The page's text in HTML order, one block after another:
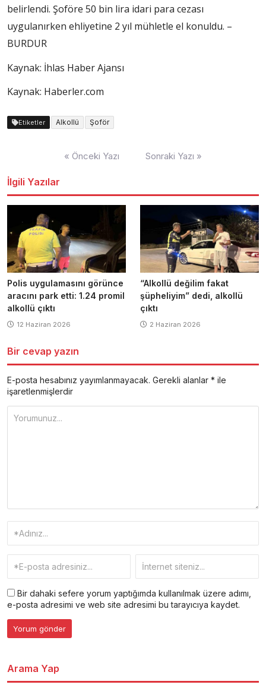
belirlendi. Şoföre 50 bin lira idari para cezası
uygulanırken ehliyetine 2 yıl mühletle el konuldu. –
BURDUR
Kaynak: İhlas Haber Ajansı
Kaynak: Haberler.com
Etiketler Alkollü Şoför
« Önceki Yazı Sonraki Yazı »
İlgili Yazılar
Polis uygulamasını görünce
aracını park etti: 1.24 promil
alkollü çıktı
12 Haziran 2026
“Alkollü değilim fakat
şüpheliyim” dedi, alkollü
çıktı
2 Haziran 2026
Bir cevap yazın
E-posta hesabınız yayımlanmayacak. Gerekli alanlar * ile
işaretlenmişlerdir
Bir dahaki sefere yorum yaptığımda kullanılmak üzere adımı,
e-posta adresimi ve web site adresimi bu tarayıcıya kaydet.
Arama Yap